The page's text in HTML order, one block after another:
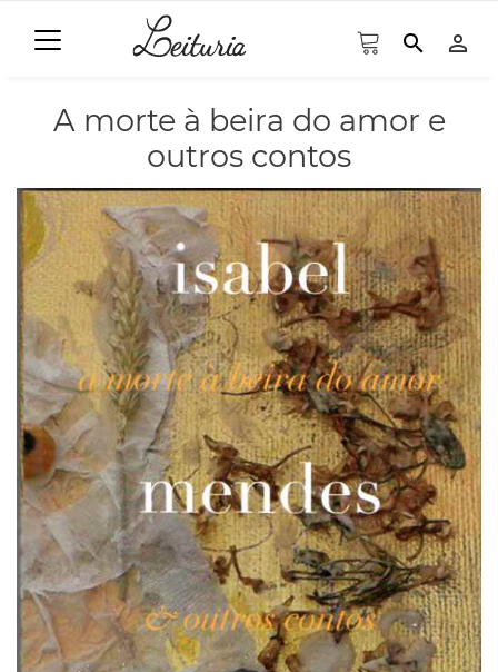
search person_outline
A morte à beira do amor e
outros contos